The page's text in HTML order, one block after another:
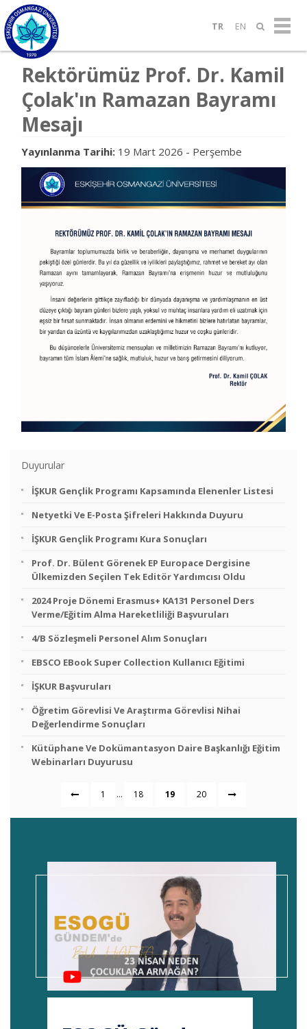
TR EN
Rektörümüz Prof. Dr. Kamil
Çolak'ın Ramazan Bayramı
Mesajı
Yayınlanma Tarihi: 19 Mart 2026 - Perşembe
Duyurular
İŞKUR Gençlik Programı Kapsamında Elenenler Listesi
Netyetki Ve E-Posta Şifreleri Hakkında Duyuru
İŞKUR Gençlik Programı Kura Sonuçları
Prof. Dr. Bülent Görenek EP Europace Dergisine
Ülkemizden Seçilen Tek Editör Yardımcısı Oldu
2024 Proje Dönemi Erasmus+ KA131 Personel Ders
Verme/Eğitim Alma Hareketliliği Başvuruları
4/B Sözleşmeli Personel Alım Sonuçları
EBSCO EBook Super Collection Kullanıcı Eğitimi
İŞKUR Başvuruları
Öğretim Görevlisi Ve Araştırma Görevlisi Nihai
Değerlendirme Sonuçları
Kütüphane Ve Dokümantasyon Daire Başkanlığı Eğitim
Webinarları Duyurusu
1 ... 18 19 20